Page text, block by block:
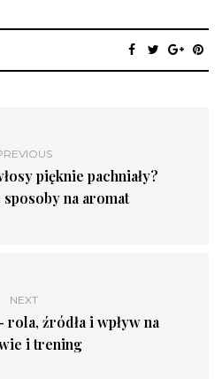
pięknie pachniały?
na aromat
NEXT
rola, źródła i wpływ na
i trening